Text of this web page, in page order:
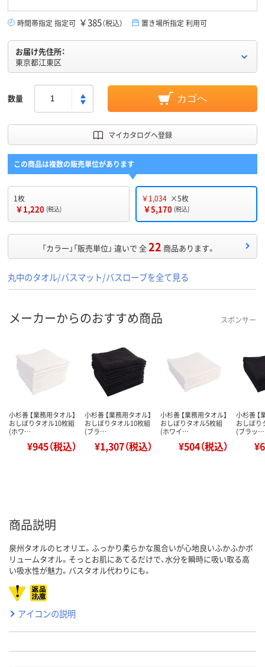
時間帯指定 指定可 ￥385（税込） 置き場所指定 利用可
お届け先住所：
東京都江東区
数量 カゴへ
マイカタログへ登録
この商品は複数の販売単位があります
1枚
￥1,220 (税込)
￥1,034 ×5枚
￥5,170 (税込)
「カラー」「販売単位」 違いで 全22 商品あります。
丸中のタオル/バスマット/バスローブを全て見る
メーカーからのおすすめ商品 スポンサー
小杉善 【業務用タオル】
おしぼりタオル10枚組
(ホワ…
¥945（税込）
小杉善 【業務用タオル】
おしぼりタオル10枚組
(ブラ…
¥1,307（税込）
小杉善 【業務用タオル】
おしぼりタオル5枚組
(ホワイ…
¥504（税込）
小杉善 【
おしぼり
(ブラッ…
商品説明
泉州タオルのヒオリエ。ふっかり柔らかな風合いが心地良いふかふかボ
リュームタオル。そっとお肌にあてるだけで、水分を瞬時に吸い取る高
い吸水性が魅力。バスタオル代わりにも。
アイコンの説明